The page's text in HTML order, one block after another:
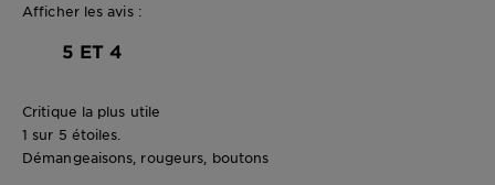
Afficher les avis :
5 ET 4
Critique la plus utile
1 sur 5 étoiles.
Démangeaisons, rougeurs, boutons